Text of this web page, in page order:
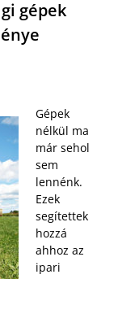
gépek
Gépek
nélkül ma
már sehol
sem
lennénk.
Ezek
segítettek
hozzá
ahhoz az
ipari